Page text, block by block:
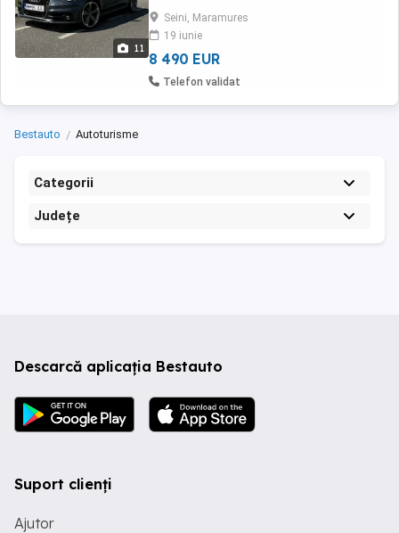
11
efectuat recent, valabil până în 2027 -
Kilometraj: 225.000 km reali Dotări: -Pachet S
line interior + exterior -Volan S ...
Seini, Maramures
19 iunie
8 490 EUR
Telefon validat
Bestauto Autoturisme
Categorii
Județe
Descarcă aplicația Bestauto
Suport clienți
Ajutor